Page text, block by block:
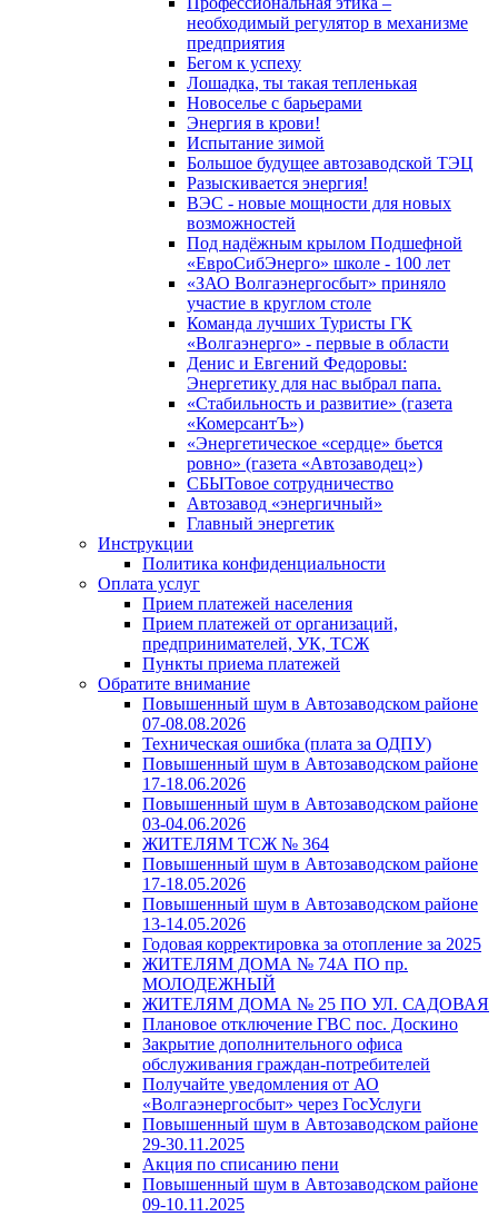
необходимый регулятор в механизме
предприятия
Бегом к успеху
Лошадка, ты такая тепленькая
Новоселье с барьерами
Энергия в крови!
Испытание зимой
Большое будущее автозаводской ТЭЦ
Разыскивается энергия!
ВЭС - новые мощности для новых
возможностей
Под надёжным крылом Подшефной
«ЕвроСибЭнерго» школе - 100 лет
«ЗАО Волгаэнергосбыт» приняло
участие в круглом столе
Команда лучших Туристы ГК
«Волгаэнерго» - первые в области
Денис и Евгений Федоровы:
Энергетику для нас выбрал папа.
«Стабильность и развитие» (газета
«КомерсантЪ»)
«Энергетическое «сердце» бьется
ровно» (газета «Автозаводец»)
СБЫТовое сотрудничество
Автозавод «энергичный»
Главный энергетик
Инструкции
Политика конфиденциальности
Оплата услуг
Прием платежей населения
Прием платежей от организаций,
предпринимателей, УК, ТСЖ
Пункты приема платежей
Обратите внимание
Повышенный шум в Автозаводском районе
07-08.08.2026
Техническая ошибка (плата за ОДПУ)
Повышенный шум в Автозаводском районе
17-18.06.2026
Повышенный шум в Автозаводском районе
03-04.06.2026
ЖИТЕЛЯМ ТСЖ № 364
Повышенный шум в Автозаводском районе
17-18.05.2026
Повышенный шум в Автозаводском районе
13-14.05.2026
Годовая корректировка за отопление за 2025
ЖИТЕЛЯМ ДОМА № 74А ПО пр.
МОЛОДЕЖНЫЙ
ЖИТЕЛЯМ ДОМА № 25 ПО УЛ. САДОВАЯ
Плановое отключение ГВС пос. Доскино
Закрытие дополнительного офиса
обслуживания граждан-потребителей
Получайте уведомления от АО
«Волгаэнергосбыт» через ГосУслуги
Повышенный шум в Автозаводском районе
29-30.11.2025
Акция по списанию пени
Повышенный шум в Автозаводском районе
09-10.11.2025